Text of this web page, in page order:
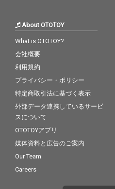
About OTOTOY
What is OTOTOY?
会社概要
利用規約
プライバシー・ポリシー
特定商取引法に基づく表示
外部データ連携しているサービ
スについて
OTOTOYアプリ
媒体資料と広告のご案内
Our Team
Careers